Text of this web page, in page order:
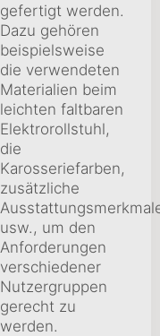
gefertigt werden.
Dazu gehören
beispielsweise
die verwendeten
Materialien beim
leichten faltbaren
Elektrorollstuhl,
die
Karosseriefarben,
zusätzliche
usw., um den
Anforderungen
verschiedener
Nutzergruppen
gerecht zu
werden.